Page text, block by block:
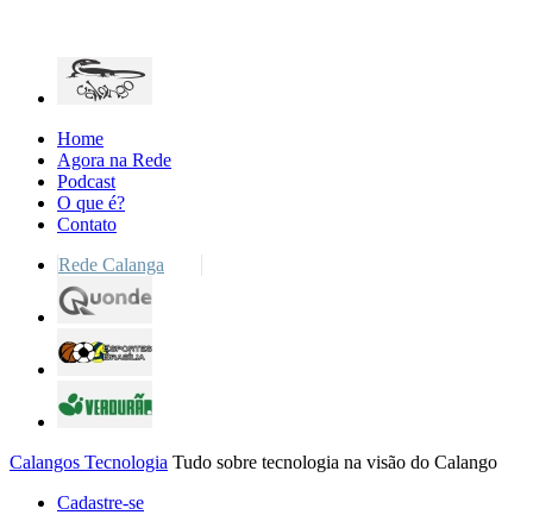
Home
Agora na Rede
Podcast
O que é?
Contato
Rede Calanga
Calangos Tecnologia Tudo sobre tecnologia na visão do Calango
Cadastre-se